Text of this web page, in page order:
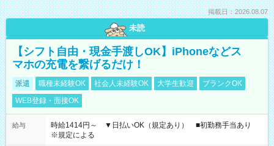
掲載日：2026.08.07
未読
【シフト自由・現金手渡しOK】iPhoneなどス
マホの充電を繋げるだけ！
派遣 職種未経験OK 社会人未経験OK 大学生歓迎
ブランクOK
WEB登録・面接OK
給与
時給1414円～ ▼日払いOK（規定あり） ■初勤務手当あり
※規定による